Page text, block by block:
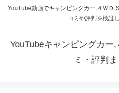
YouTube動画でキャンピングカー,４ＷＤ
コミや評判を検証
YouTubeキャンピングカー
ミ・評判